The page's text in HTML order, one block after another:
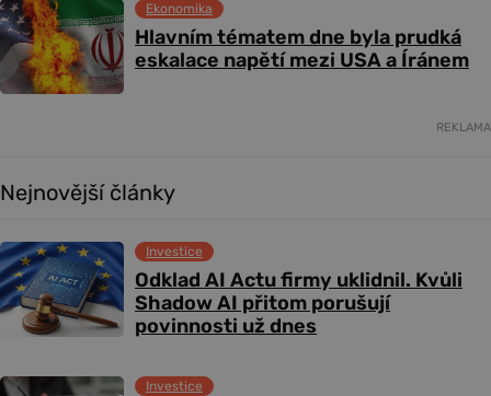
Hlavním tématem dne byla prudká
eskalace napětí mezi USA a Íránem
Ekonomika
REKLAMA
Nejnovější články
Odklad AI Actu firmy uklidnil. Kvůli
Shadow AI přitom porušují
povinnosti už dnes
Investice
Investice